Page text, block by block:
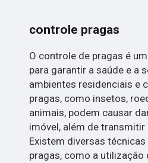
controle pragas
O controle de pragas é
para garantir a saúde e a
ambientes residenciais e
pragas, como insetos,
animais, podem causar
imóvel, além de transmitir
Existem diversas
pragas, como a utilização